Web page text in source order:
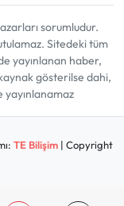
sorumludur.
Sitedeki tüm
yayınlanan haber,
gösterilse dahi,
TE Bilişim| Copyright